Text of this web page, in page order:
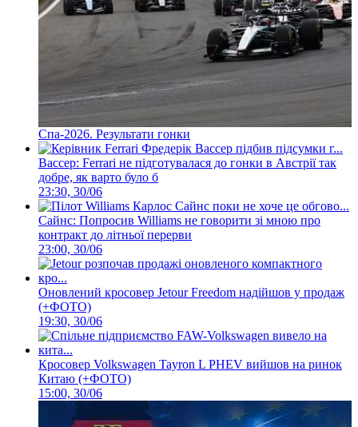
Спа-2026. Результати гонки
Вассер: Ferrari не підготувалася до гонки в Австрії так
добре, як варто було б
23:30, 30/06
Сайнс: Попросив Williams не говорити зі мною про
контракт до літньої перерви
23:00, 30/06
Оновлений кросовер Jetour Freedom надійшов у продаж
(+ФОТО)
19:30, 30/06
Кросовер Volkswagen Tayron L PHEV вийшов на ринок
Китаю (+ФОТО)
15:00, 30/06